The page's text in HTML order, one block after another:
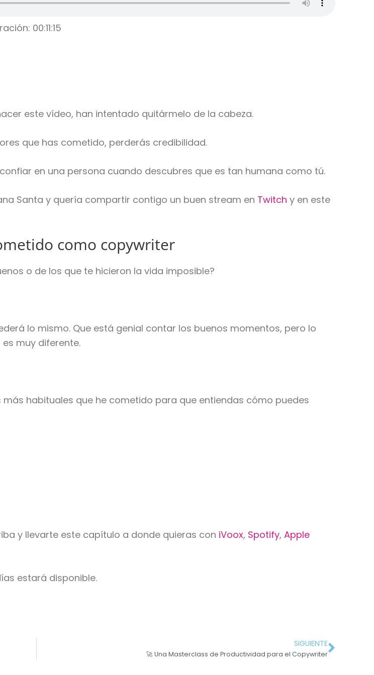
00:11:15
este vídeo, han intentado quitármelo de la cabeza.
que has cometido, perderás credibilidad.
en una persona cuando descubres que es tan humana como tú.
Santa y quería compartir contigo un buen stream en Twitch y en este
como copywriter
o de los que te hicieron la vida imposible?
lo mismo. Que está genial contar los buenos momentos, pero lo
muy diferente.
habituales que he cometido para que entiendas cómo puedes
y llevarte este capítulo a donde quieras con iVoox, Spotify,Apple
estará disponible.
SIGUIENTE
🚀 Una Masterclass de Productividad para el Copywriter